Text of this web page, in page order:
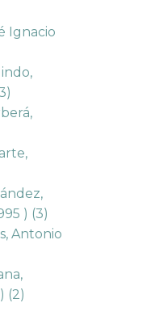
Ignacio
) (3)
Antonio
(2)